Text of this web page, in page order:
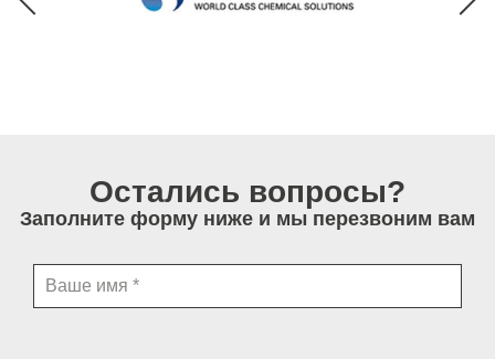
Остались вопросы?
Заполните форму ниже и мы перезвоним вам